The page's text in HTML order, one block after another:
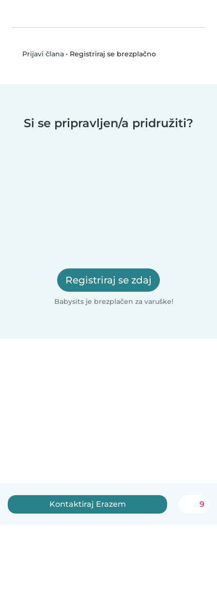
Prijavi člana• Registriraj se brezplačno
Si se pripravljen/a pridružiti?
Registriraj se zdaj
Babysits je brezplačen za varuške!
Kontaktiraj Erazem 9